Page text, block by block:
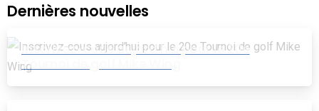
Dernières nouvelles
Inscrivez-cous aujord’hui pour le 20e
Tournoi de golf Mike Wing